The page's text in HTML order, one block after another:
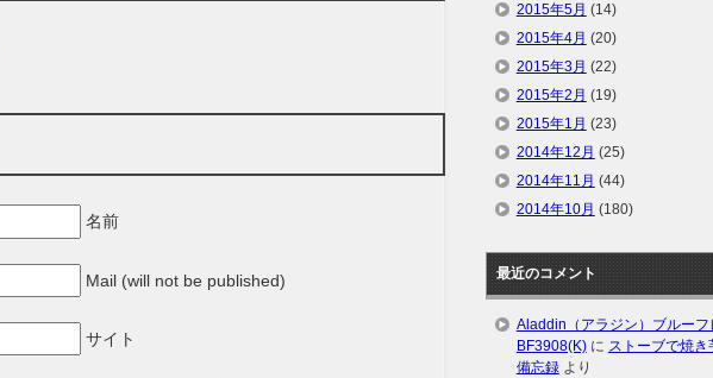
名前
Mail (will not be published)
サイト
2015年5月 (14)
2015年4月 (20)
2015年3月 (22)
2015年2月 (19)
2015年1月 (23)
2014年12月 (25)
2014年11月 (44)
2014年10月 (180)
最近のコメント
Aladdin（アラジン）ブルーフ
BF3908(K)に ストーブで焼
備忘録より